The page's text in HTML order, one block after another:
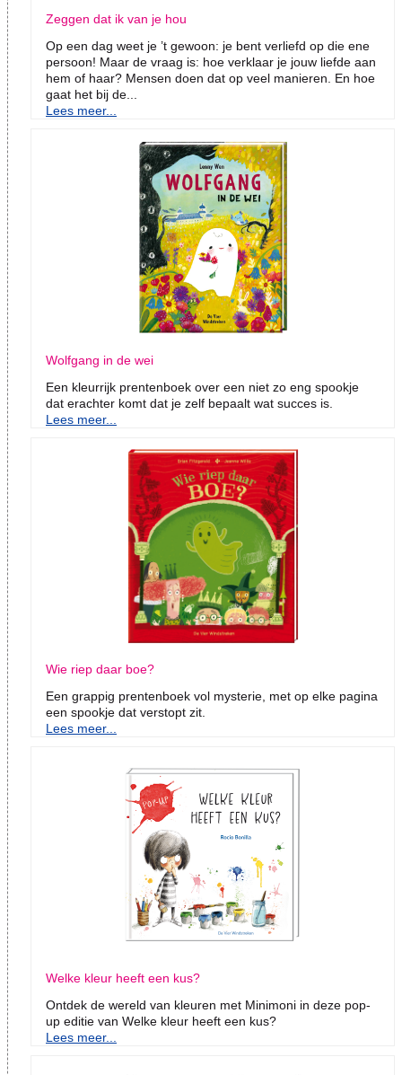
Zeggen dat ik van je hou
Op een dag weet je ’t gewoon: je bent verliefd op die ene
persoon! Maar de vraag is: hoe verklaar je jouw liefde aan
hem of haar? Mensen doen dat op veel manieren. En hoe
gaat het bij de...
Lees meer...
Wolfgang in de wei
Een kleurrijk prentenboek over een niet zo eng spookje
dat erachter komt dat je zelf bepaalt wat succes is.
Lees meer...
Wie riep daar boe?
Een grappig prentenboek vol mysterie, met op elke pagina
een spookje dat verstopt zit.
Lees meer...
Welke kleur heeft een kus?
Ontdek de wereld van kleuren met Minimoni in deze pop-
up editie van Welke kleur heeft een kus?
Lees meer...